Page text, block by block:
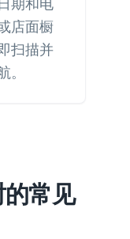
店面橱
扫描并
常见